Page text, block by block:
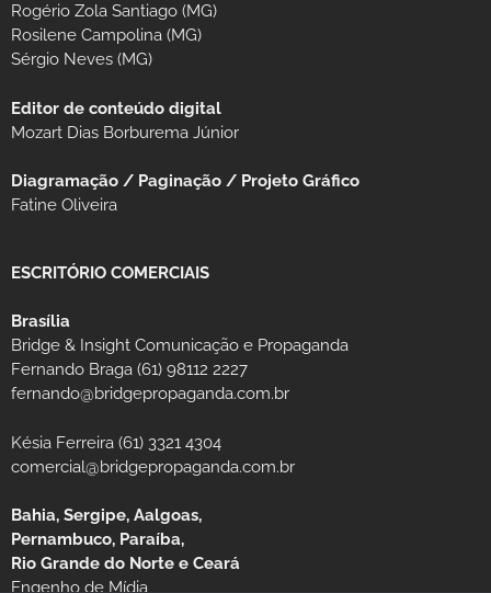
Rogério Zola Santiago (MG)
Rosilene Campolina (MG)
Sérgio Neves (MG)
Editor de conteúdo digital
Mozart Dias Borburema Júnior
Diagramação / Paginação / Projeto Gráfico
Fatine Oliveira
ESCRITÓRIO COMERCIAIS
Brasília
Bridge & Insight Comunicação e Propaganda
Fernando Braga (61) 98112 2227
fernando@bridgepropaganda.com.br
Késia Ferreira (61) 3321 4304
comercial@bridgepropaganda.com.br
Bahia, Sergipe, Aalgoas,
Pernambuco, Paraíba,
Rio Grande do Norte e Ceará
Engenho de Mídia